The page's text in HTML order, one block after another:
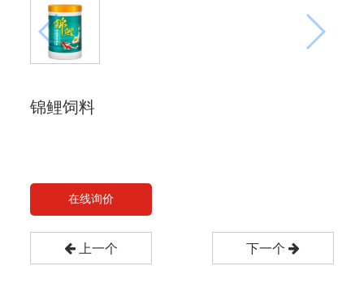
锦鲤饲料
在线询价
上一个 下一个